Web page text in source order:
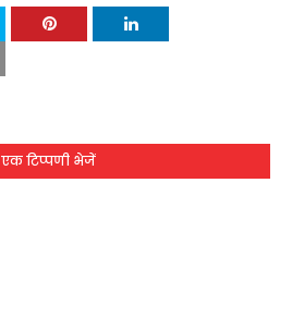
एक टिप्पणी भेजें